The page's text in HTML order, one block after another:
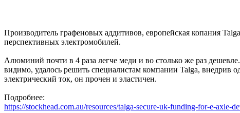
Производитель графеновых аддитивов, европейская копания
перспективных электромобилей.
Алюминий почти в 4 раза легче меди и во столько же раз
видимо, удалось решить специалистам компании Talga,
электрический ток, он прочен и эластичен.
Подробнее:
https://stockhead.com.au/resources/talga-secure-uk-funding-for-e-axle-